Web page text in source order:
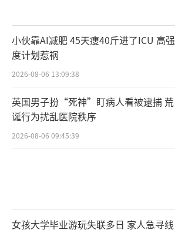
小伙靠AI减肥 45天瘦40斤进了ICU 高强
度计划惹祸
2026-08-06 13:09:38
英国男子扮“死神”盯病人看被逮捕 荒
诞行为扰乱医院秩序
2026-08-06 09:45:39
女孩大学毕业游玩失联多日 家人急寻线